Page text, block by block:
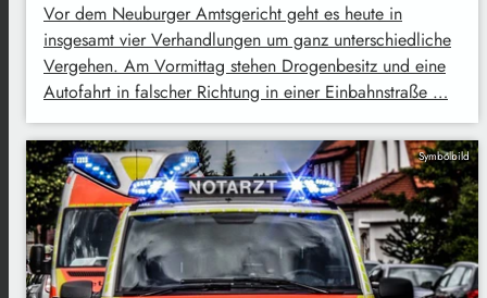
Vor dem Neuburger Amtsgericht geht es heute in
insgesamt vier Verhandlungen um ganz unterschiedliche
Vergehen. Am Vormittag stehen Drogenbesitz und eine
Autofahrt in falscher Richtung in einer Einbahnstraße …
Symbolbild